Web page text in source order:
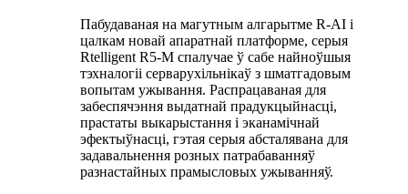
Пабудаваная на магутным алгарытме R-AI і
цалкам новай апаратнай платформе, серыя
Rtelligent R5-M спалучае ў сабе найноўшыя
тэхналогіі серварухільнікаў з шматгадовым
вопытам ужывання. Распрацаваная для
забеспячэння выдатнай прадукцыйнасці,
прастаты выкарыстання і эканамічнай
эфектыўнасці, гэтая серыя абсталявана для
задавальнення розных патрабаванняў
разнастайных прамысловых ужыванняў.